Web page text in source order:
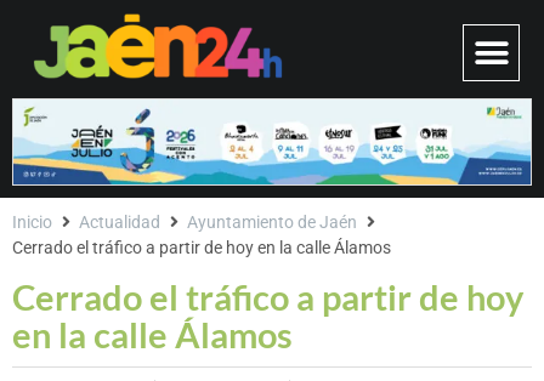
Cerrado el tráfico a partir de hoy
en la calle Álamos
Inicio Actualidad
Ayuntamiento de Jaén
Cerrado el tráfico a partir de hoy en la calle Álamos